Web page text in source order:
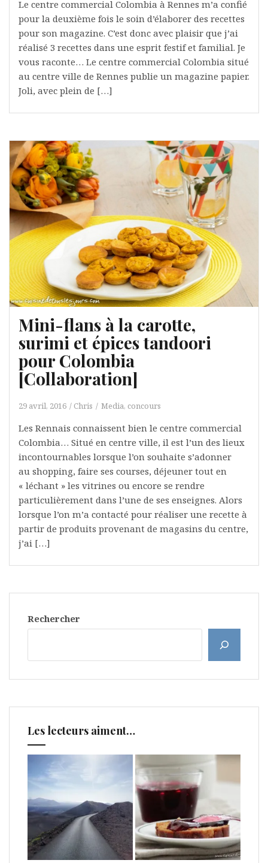
Le centre commercial Colombia à Rennes m’a confié
pour la deuxième fois le soin d’élaborer des recettes
pour son magazine. C’est donc avec plaisir que j’ai
réalisé 3 recettes dans une esprit festif et familial. Je
vous raconte… Le centre commercial Colombia situé
au centre ville de Rennes publie un magazine papier.
Joli, avec plein de […]
Mini-flans à la carotte,
surimi et épices tandoori
pour Colombia
[Collaboration]
29 avril, 2016 Chris Media, concours
Les Rennais connaissent bien le centre commercial
Colombia… Situé en centre ville, il est l’un des lieux
incontournables lorsque l’on souhaite s’adonner
au shopping, faire ses courses, déjeuner tout en
« léchant » les vitrines ou encore se rendre
particulièrement dans l’une de ses enseignes. Alors
lorsque l’on m’a contacté pour réaliser une recette à
partir de produits provenant de magasins du centre,
j’ai […]
Rechercher
Les lecteurs aiment…